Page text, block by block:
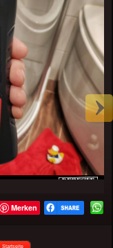
Merken
Startseite